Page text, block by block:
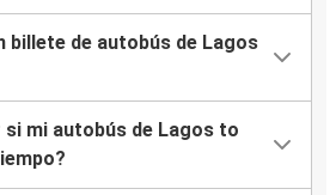
billete de autobús de Lagos
si mi autobús de Lagos to